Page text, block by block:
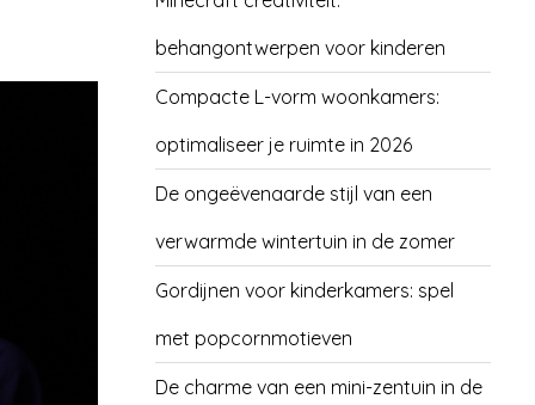
behangontwerpen voor kinderen
Compacte L-vorm woonkamers:
optimaliseer je ruimte in 2026
De ongeëvenaarde stijl van een
verwarmde wintertuin in de zomer
Gordijnen voor kinderkamers: spel
met popcornmotieven
De charme van een mini-zentuin in de